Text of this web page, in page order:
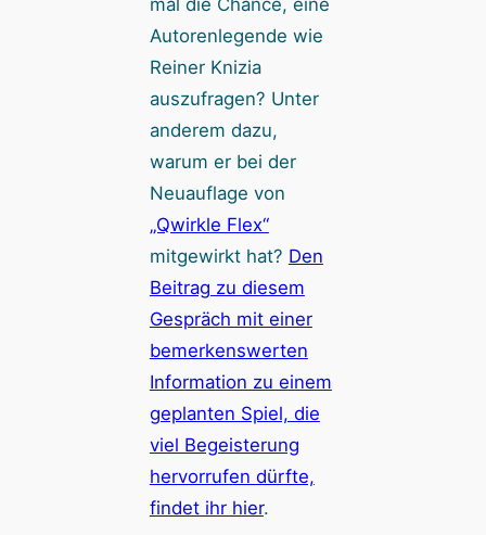
Autorenlegende wie
Reiner Knizia
auszufragen? Unter
anderem dazu,
warum er bei der
Neuauflage von
„Qwirkle Flex“
mitgewirkt hat? Den
Beitrag zu diesem
Gespräch mit einer
bemerkenswerten
Information zu einem
geplanten Spiel, die
viel Begeisterung
hervorrufen dürfte,
findet ihr hier.